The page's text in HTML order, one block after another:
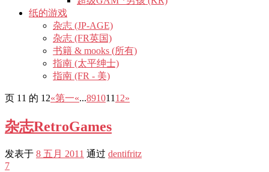
纸的游戏
杂志 (JP-AGE)
杂志 (FR英国)
书籍 & mooks (所有)
指南 (太平绅士)
指南 (FR - 美)
页 11 的 12«第一«...891011 12»
杂志RetroGames
发表于 8 五月 2011 通过 dentifritz
7